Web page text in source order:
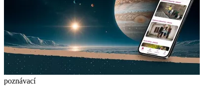
poznávací